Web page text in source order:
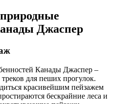
Джаспер
Канады Джаспер –
для пеших прогулок.
красивейшим пейзажем
бескрайние леса и